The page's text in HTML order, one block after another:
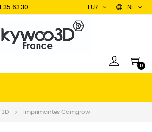
35 63 30 NL
EUR
0
3D Imprimantes Comgrow